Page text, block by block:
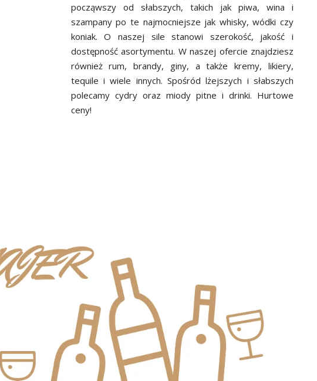
począwszy od słabszych, takich jak piwa, wina i
szampany po te najmocniejsze jak whisky, wódki czy
koniak. O naszej sile stanowi szerokość, jakość i
dostępność asortymentu. W naszej ofercie znajdziesz
również rum, brandy, giny, a także kremy, likiery,
tequile i wiele innych. Spośród lżejszych i słabszych
polecamy cydry oraz miody pitne i drinki. Hurtowe
ceny!